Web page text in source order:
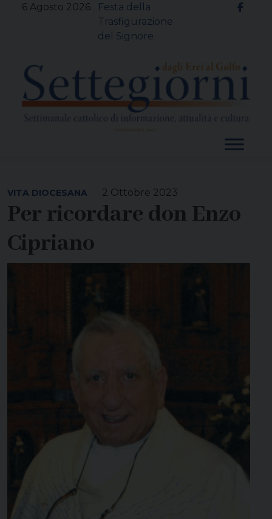
6 Agosto 2026
Festa della
Trasfigurazione
del Signore
2 Ottobre 2023
VITA DIOCESANA
Per ricordare don Enzo
Cipriano